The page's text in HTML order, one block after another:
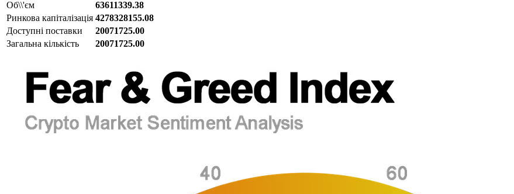
Об\\'єм
63611339.38
Ринкова капіталізація 4278328155.08
Доступні поставки
20071725.00
Загальна кількість
20071725.00